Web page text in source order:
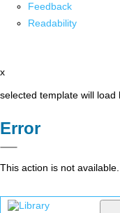
Feedback
Readability
x
selected template will load
Error
This action is not available.